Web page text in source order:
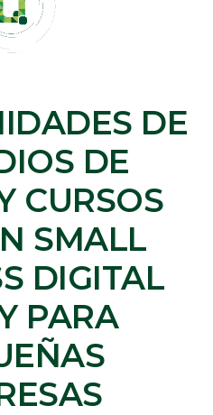
DE
DE
CURSOS
SMALL
DIGITAL
PARA